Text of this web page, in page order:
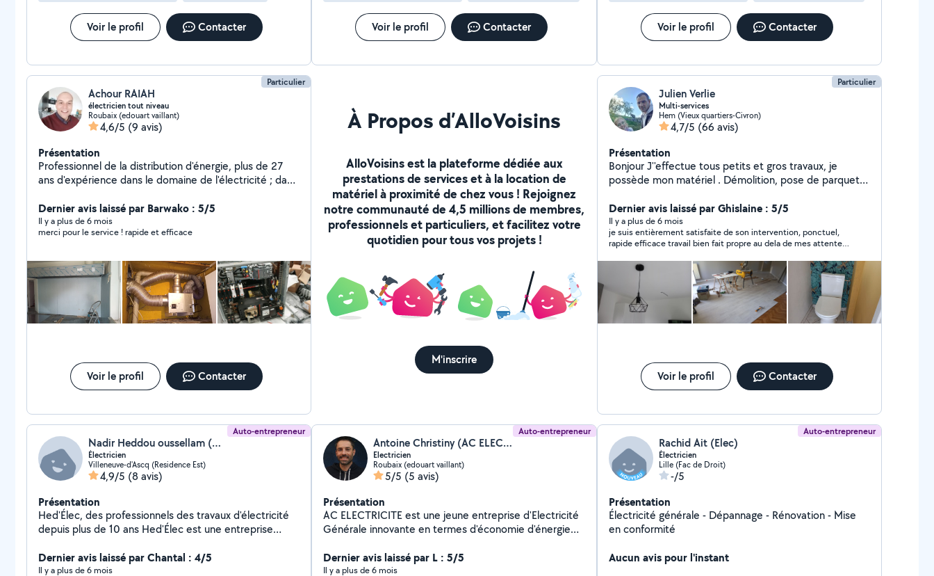
Voir le profil Contacter Voir le profil Contacter Voir le profil Contacter
Particulier
Achour RAIAH
électricien tout niveau
Roubaix (edouart vaillant)
4,6/5 (9 avis)
Présentation
Professionnel de la distribution d'énergie, plus de 27
ans d'expérience dans le domaine de l'électricité ; dans
disposition mon savoir faire pour tout vos travaux :
rénovation ou neuf, mise en norme NF15-100, et
installation des ateliers (tout type). Câblage des
circuits éclairages et prises 400V, dimensionnement,
installation, et maintenance des systèmes VMC : air/air,
et VMC Gaz, tout type de maintenance préventive, et
curative des installations électriques. Pour plus
d'information, ou besoin urgent n'hésitez pas à me
Dernier avis laissé par Barwako : 5/5
Il y a plus de 6 mois
merci pour le service ! rapide et efficace
Voir le profil Contacter
À Propos d’AlloVoisins
AlloVoisins est la plateforme dédiée aux
prestations de services et à la location de
matériel à proximité de chez vous ! Rejoignez
notre communauté de 4,5 millions de membres,
professionnels et particuliers, et facilitez votre
quotidien pour tous vos projets !
M'inscrire
Particulier
Julien Verlie
Multi-services
Hem (Vieux quartiers-Civron)
4,7/5 (66 avis)
Présentation
Bonjour J''effectue tous petits et gros travaux, je
possède mon matériel . Démolition, pose de parquets,
meuble, plomberie ,,pose de store, jardinage, pelouse,
taille de haie,.... J'ai fait mon experience dans le
bâtiment en réalisant moi même la rénovation
complète de 4 maisons personnelles , je possede donc
pas mal d'experience dans ce domaine. De plus j'adore
bricoler. Je peux également conseiller. A bientôt.
Dernier avis laissé par Ghislaine : 5/5
Il y a plus de 6 mois
je suis entièrement satisfaite de son intervention, ponctuel,
rapide efficace travail bien fait propre au dela de mes attentes
proches
Voir le profil Contacter
Auto-entrepreneur
Nadir Heddou oussellam (HED'ELEC)
Électricien
Villeneuve-d'Ascq (Residence Est)
4,9/5 (8 avis)
Présentation
Hed'Élec, des professionnels des travaux d'électricité
depuis plus de 10 ans Hed'Élec est une entreprise
département du Nord, en région Hauts-de-France. Le
domaine de l'électricité a toujours été une passion,
Dernier avis laissé par Chantal : 4/5
Il y a plus de 6 mois
Auto-entrepreneur
Antoine Christiny (AC ELECTRICITE)
Electricien
Roubaix (edouart vaillant)
5/5 (5 avis)
Présentation
AC ELECTRICITE est une jeune entreprise d'Electricité
Générale innovante en termes d'économie d'énergie
à vos attentes en matière de diagnostic électrique, de
maison connectée, de production d'énergie
Dernier avis laissé par L : 5/5
Il y a plus de 6 mois
Auto-entrepreneur
Rachid Ait (Elec)
Électricien
Lille (Fac de Droit)
-/5
Présentation
Électricité générale - Dépannage - Rénovation - Mise
en conformité
Aucun avis pour l'instant